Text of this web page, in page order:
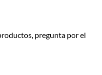
pregunta por el